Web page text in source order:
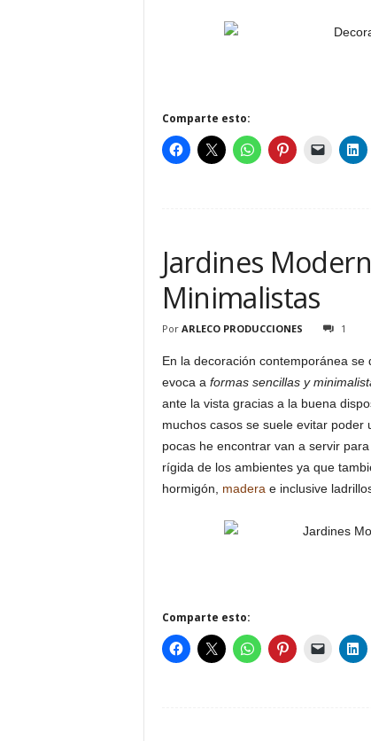
Comparte esto:
Jardines
Minimalistas
Por ARLECO PRODUCCIONES 1
En la decoración contemporánea se
evoca a formas sencillas y
ante la vista gracias a la buena
muchos casos se suele evitar poder
pocas he encontrar van a servir
rígida de los ambientes ya que
hormigón, madera e inclusive
Comparte esto: